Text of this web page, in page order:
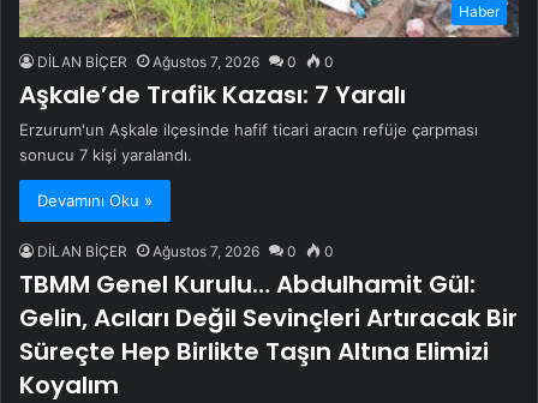
Haber
DİLAN BİÇER Ağustos 7, 2026 0 0
Aşkale’de Trafik Kazası: 7 Yaralı
Erzurum'un Aşkale ilçesinde hafif ticari aracın refüje çarpması
sonucu 7 kişi yaralandı.
Devamını Oku »
DİLAN BİÇER Ağustos 7, 2026 0 0
TBMM Genel Kurulu… Abdulhamit Gül:
Gelin, Acıları Değil Sevinçleri Artıracak Bir
Süreçte Hep Birlikte Taşın Altına Elimizi
Koyalım